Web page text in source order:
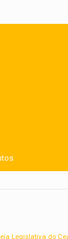
Legislativa do